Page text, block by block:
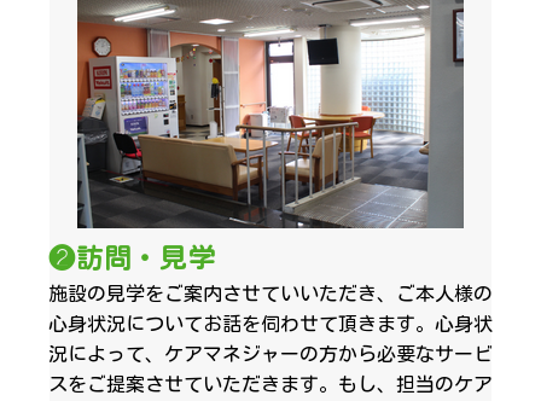
❷訪問・見学
施設の見学をご案内させていいただき、ご本人様の
心身状況についてお話を伺わせて頂きます。心身状
況によって、ケアマネジャーの方から必要なサービ
スをご提案させていただきます。もし、担当のケア